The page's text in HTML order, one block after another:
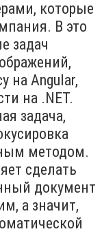
которые
В это
задач
на Angular,
на .NET.
задача,
методом.
сделать
документ
а значит,